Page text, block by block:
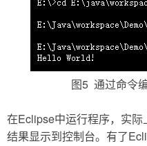
图5 通过命令
在Eclipse中运行程序，实
结果显示到控制台。有了